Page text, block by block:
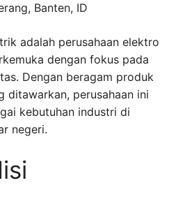
, Banten, ID
adalah perusahaan elektro
dengan fokus pada
Dengan beragam produk
ditawarkan, perusahaan ini
kebutuhan industri di
negeri.